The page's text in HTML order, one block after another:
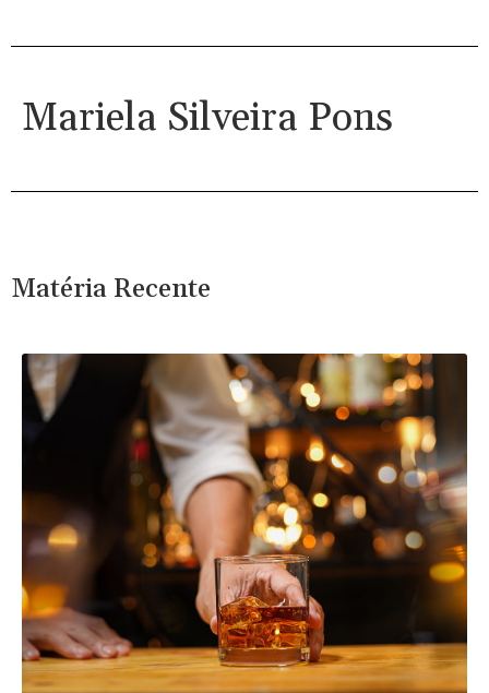
Mariela Silveira Pons
Matéria Recente